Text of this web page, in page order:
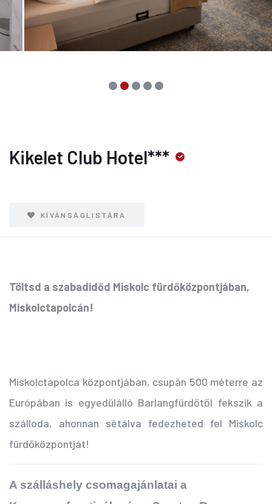
Kikelet Club Hotel***
KÍVÁNSÁGLISTÁRA
Töltsd a szabadidőd Miskolc fürdőközpontjában,
Miskolctapolcán!
Miskolctapolca központjában, csupán 500 méterre az
Európában is egyedülálló Barlangfürdőtől fekszik a
szálloda, ahonnan sétálva fedezheted fel Miskolc
fürdőközpontját!
A szálláshely csomagajánlatai a